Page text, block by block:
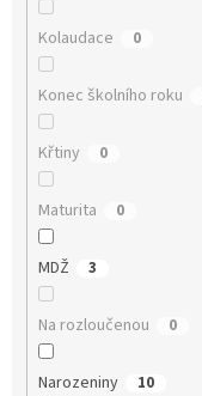
Kolaudace 0
Konec školního roku
Křtiny 0
Maturita 0
MDŽ 3
Na rozloučenou 0
Narozeniny 10